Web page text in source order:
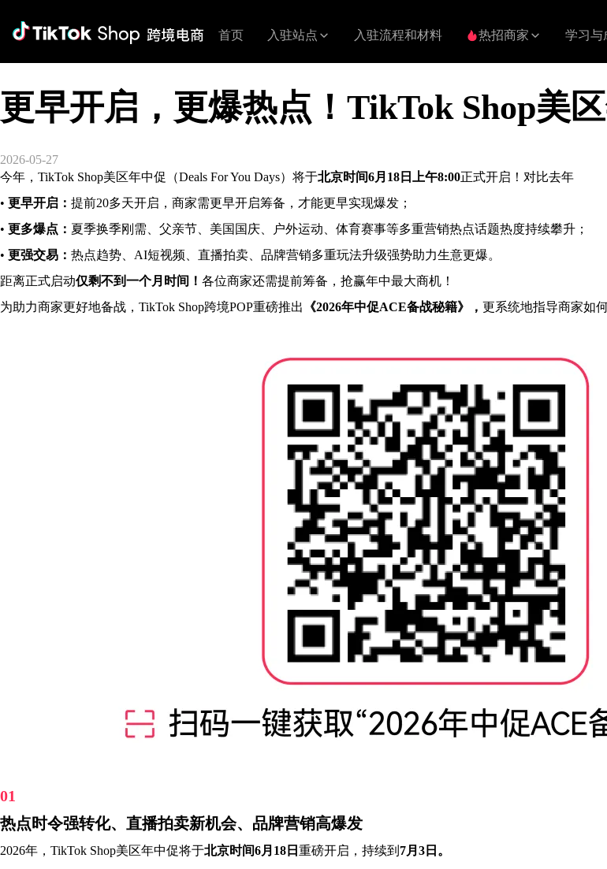
首页 入驻站点 入驻流程和材料 热招商家 学习与
更早开启，更爆热点！TikTok Shop美
2026-05-27
今年，TikTok Shop美区年中促（Deals For You Days）将于北京时间6月18日上午8:00正式开启！对比去年
• 更早开启： 提前20多天开启，商家需更早开启筹备，才能更早实现爆发；
• 更多爆点： 夏季换季刚需、父亲节、美国国庆、户外运动、体育赛事等多重营销热点话题热度持续攀升；
• 更强交易： 热点趋势、AI短视频、直播拍卖、品牌营销多重玩法升级强势助力生意更爆。
距离正式启动仅剩不到一个月时间！ 各位商家还需提前筹备，抢赢年中最大商机！
为助力商家更好地备战，TikTok Shop跨境POP重磅推出
《2026年中促ACE备战秘籍》， 更系统地指导商家如
01
热点时令强转化、直播拍卖新机会、品牌营销高爆发
2026年，TikTok Shop美区年中促将于北京时间6月18日 重磅开启，持续到 7月3日。